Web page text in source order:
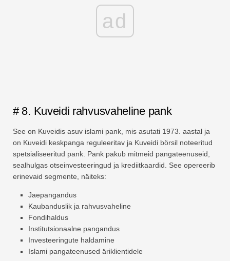
ad
# 8. Kuveidi rahvusvaheline pank
See on Kuveidis asuv islami pank, mis asutati 1973. aastal ja
on Kuveidi keskpanga reguleeritav ja Kuveidi börsil noteeritud
spetsialiseeritud pank. Pank pakub mitmeid pangateenuseid,
sealhulgas otseinvesteeringud ja krediitkaardid. See opereerib
erinevaid segmente, näiteks:
Jaepangandus
Kaubanduslik ja rahvusvaheline
Fondihaldus
Institutsionaalne pangandus
Investeeringute haldamine
Islami pangateenused äriklientidele